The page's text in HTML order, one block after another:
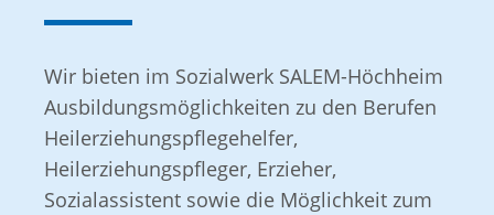
Ihr Profil:
Ausbildung als pädagogische Fachkraft
(Erzieher/in, Heilerziehungspfleger/in,
Heilpädagog/in, Sozialpädagog/in),
Wir bieten im Sozialwerk SALEM-Höchheim
Ausbildungsmöglichkeiten zu den Berufen
Heilerziehungspflegehelfer,
Heilerziehungspfleger, Erzieher,
Sozialassistent sowie die Möglichkeit zum